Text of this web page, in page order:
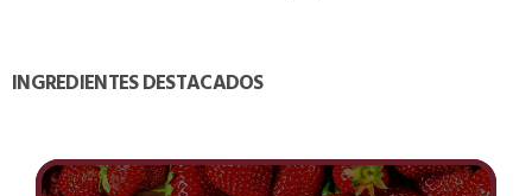
INGREDIENTES DESTACADOS